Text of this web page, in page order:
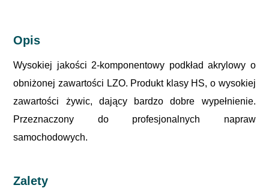
Opis
Wysokiej jakości 2-komponentowy podkład akrylowy o
obniżonej zawartości LZO. Produkt klasy HS, o wysokiej
zawartości żywic, dający bardzo dobre wypełnienie.
Przeznaczony do profesjonalnych napraw
samochodowych.
Zalety